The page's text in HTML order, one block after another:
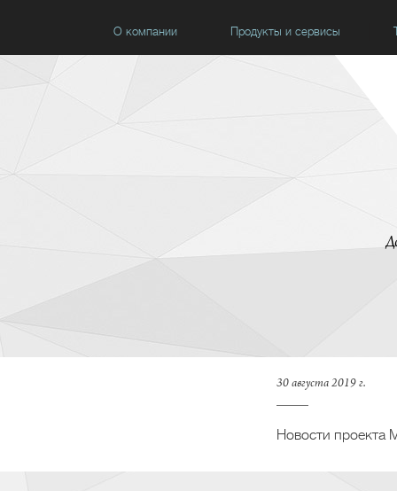
О компании Продукты и сервисы
30 августа 2019 г.
Новости проекта